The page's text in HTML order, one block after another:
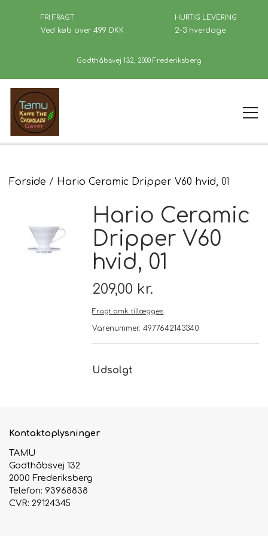
FRI FRAGT
Ved køb over 499 DKK
HURTIG LEVERING
2-3 hverdage
Godthåbsvej 132, 2000 Frederiksberg
Forside
Kaffe
Se Butikken
Brand
Te
Matcha te og tilbehør
Nyheder
Forside Hario Ceramic Dripper V60 hvid, 01
Hario Ceramic
Dripper V60
hvid, 01
209,00 kr.
Fragt omk. tillægges
Varenummer: 4977642143340
Udsolgt
Kontaktoplysninger
TAMU
Godthåbsvej 132
2000 Frederiksberg
Telefon: 93968838
CVR: 29124345